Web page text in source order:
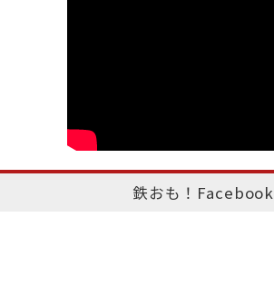
鉄おも！Facebook